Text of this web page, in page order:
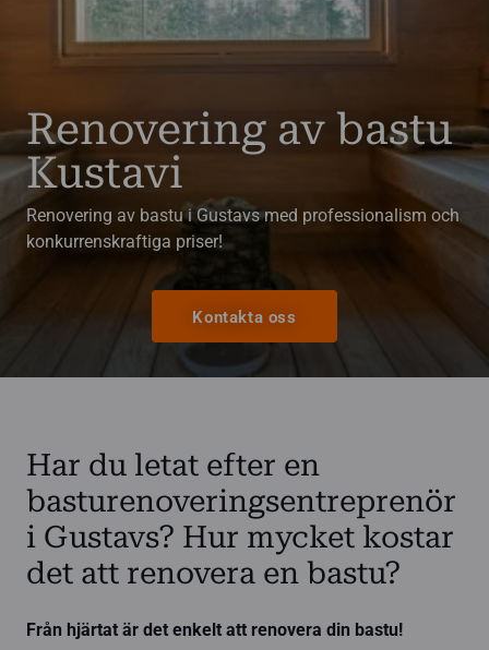
Renovering av bastu
Kustavi
Renovering av bastu i Gustavs med professionalism och
konkurrenskraftiga priser!
Kontakta oss
Har du letat efter en
basturenoveringsentreprenör
i Gustavs? Hur mycket kostar
det att renovera en bastu?
Från hjärtat är det enkelt att renovera din bastu!